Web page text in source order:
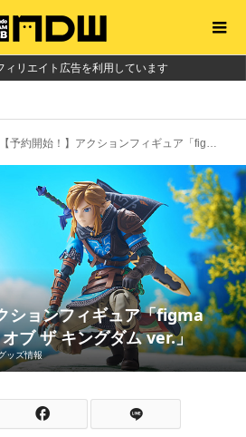
ィリエイト広告を利用しています
【予約開始！】アクションフィギュア「figma リンク ティアーズ オブ ザ キングダム ver.」
ションフィギュア「figma
ブ ザ キングダム ver.」
ッズ情報